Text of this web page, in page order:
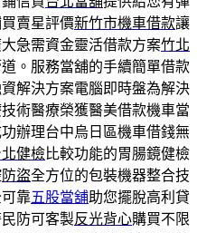
賣星評價新竹市機車借款讓
急需資金靈活借款方案竹北
。服務當舖的手續簡單借款
解決方案電腦即時盤為解決
術醫療榮獲醫美借款機車當
功辦理台中烏日區機車借錢無
健檢比較功能的胃腸鏡健檢
防盜全方位的包裝機器整合技
靠五股當舖助您擺脫高利貸
防可客製反光背心購買不限